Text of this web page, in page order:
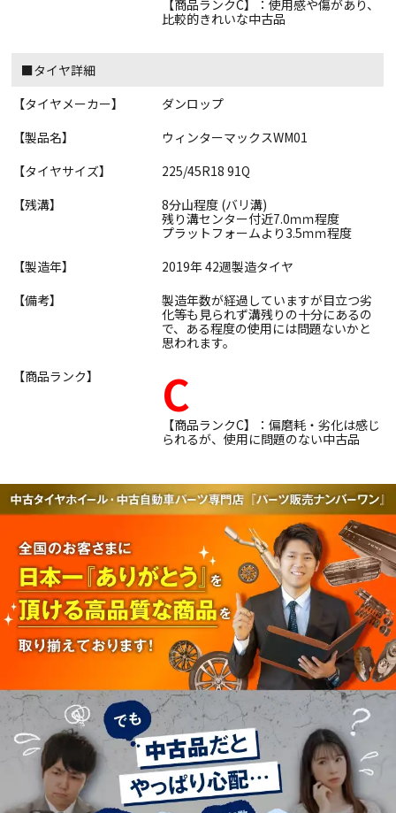
【商品ランクC】：使用感や傷があり、
比較的きれいな中古品
■タイヤ詳細
【タイヤメーカー】
ダンロップ
【製品名】
ウィンターマックスWM01
【タイヤサイズ】
225/45R18 91Q
【残溝】
8分山程度 (バリ溝)
残り溝センター付近7.0ｍｍ程度
プラットフォームより3.5ｍｍ程度
【製造年】
2019年 42週製造タイヤ
【備考】
製造年数が経過していますが目立つ劣
化等も見られず溝残りの十分にあるの
で、ある程度の使用には問題ないかと
思われます。
【商品ランク】
C
【商品ランクC】：偏磨耗・劣化は感じ
られるが、使用に問題のない中古品